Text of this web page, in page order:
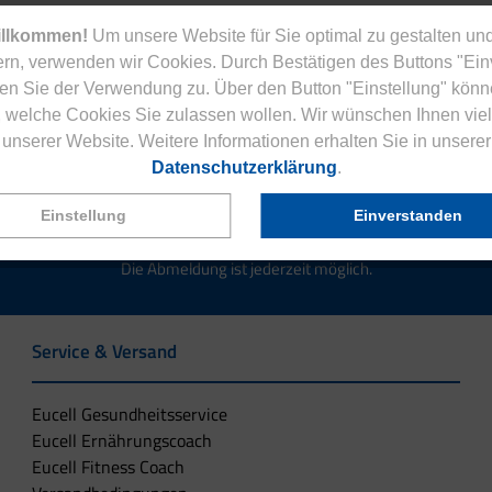
Um unsere Website für Sie optimal zu gestalten
verwenden wir Cookies. Durch Bestätigen des Buttons
Sie der Verwendung zu. Über den Button "Einstellung"
welche Cookies Sie zulassen wollen. Wir wünschen Ihnen
unserer Website. Weitere Informationen erhalten Sie in unserer
Datenschutzerklärung.
Einstellung Einverstanden
Jetzt zum Newsletter anmelden.
Eucell Gesundheitsmagazin und verpassen Sie keine
Die Abmeldung ist jederzeit möglich.
Service & Versand
Eucell Gesundheitsservice
Eucell Ernährungscoach
Eucell Fitness Coach